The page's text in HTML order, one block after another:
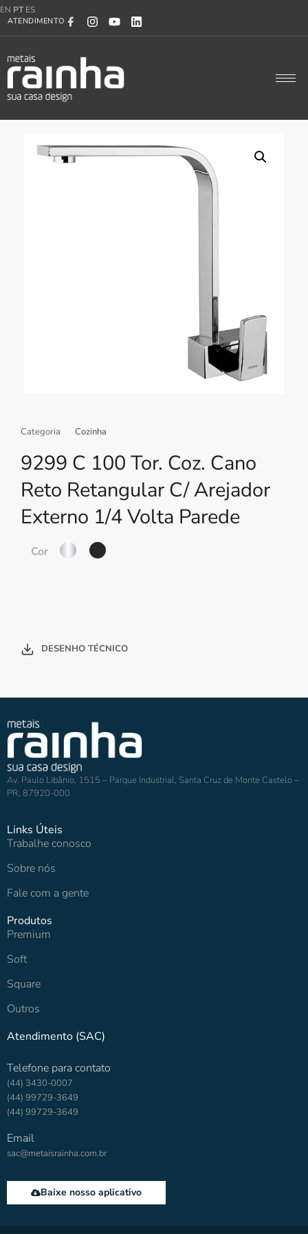
EN PT ES
ATENDIMENTO
Categoria Cozinha
9299 C 100 Tor. Coz. Cano
Reto Retangular C/ Arejador
Externo 1/4 Volta Parede
Cor
DESENHO TÉCNICO
Av. Paulo Libânio, 1515 – Parque Industrial, Santa Cruz de Monte Castelo –
PR, 87920-000
Links Úteis
Trabalhe conosco
Sobre nós
Fale com a gente
Produtos
Premium
Soft
Square
Outros
Atendimento (SAC)
Telefone para contato
(44) 3430-0007
(44) 99729-3649
(44) 99729-3649
Email
sac@metaisrainha.com.br
Baixe nosso aplicativo